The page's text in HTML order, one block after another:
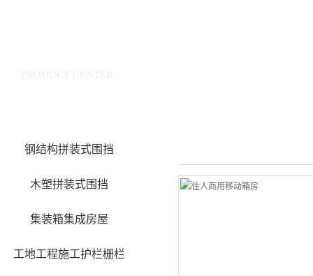
钢结构拼装式围挡
木塑拼装式围挡
集装箱集成房屋
工地工程施工护栏栅栏